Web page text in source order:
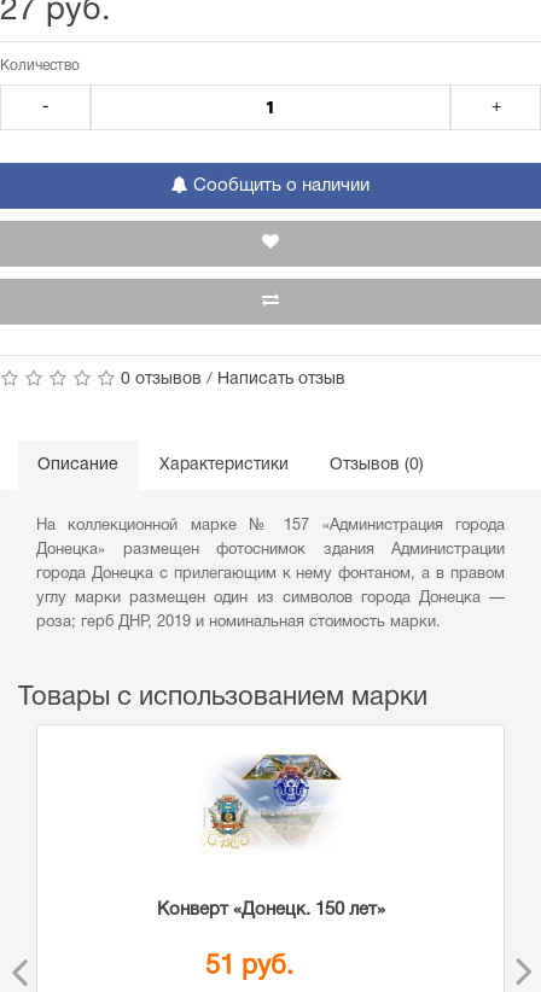
27 руб.
Количество
- +
Сообщить о наличии
0 отзывов / Написать отзыв
Описание Характеристики Отзывов (0)
На коллекционной марке № 157 «Администрация города
Донецка» размещен фотоснимок здания Администрации
города Донецка с прилегающим к нему фонтаном, а в правом
углу марки размещен один из символов города Донецка —
роза; герб ДНР, 2019 и номинальная стоимость марки.
Товары с использованием марки
Конверт «Донецк. 150 лет»
51 руб.